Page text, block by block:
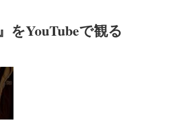
をYouTubeで観る